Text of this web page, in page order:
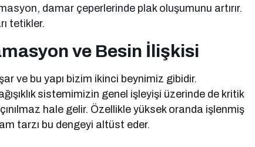
damar çeperlerinde plak oluşumunu artırır.
tetikler.
ve Besin İlişkisi
ve bu yapı bizim ikinci beynimiz gibidir.
sistemimizin genel işleyişi üzerinde de kritik
hale gelir. Özellikle yüksek oranda işlenmiş
tarzı bu dengeyi altüst eder.